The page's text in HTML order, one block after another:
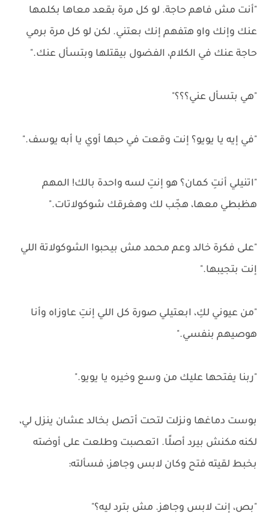
"أنت مش فاهم حاجة. لو كل مرة بقعد معاها بكلمها
عنك وإنك واو هتفهم إنك بعتني. لكن لو كل مرة برمي
حاجة عنك في الكلام، الفضول بيقتلها وبتسأل عنك."
"هي بتسأل عني؟؟؟"
"في إيه يا يويو؟ إنت وقعت في حبها أوي يا أبه يوسف."
"اتنيلي أنتِ كمان؟ هو إنتِ لسه واحدة بالك! المهم
هظبطي معها، هجّب لك وهغرقك شوكولاتات."
"على فكرة خالد وعم محمد مش بيحبوا الشوكولاتة اللي
إنت بتجيبها."
"من عيوني لكِ، ابعتيلي صورة كل اللي إنتِ عاوزاه وأنا
هوصيهم بنفسي."
"ربنا يفتحها عليك من وسع وخيره يا يويو."
بوست دماغها ونزلت لتحت أتصل بخالد عشان ينزل لي،
لكنه مكنش بيرد أصلًا. اتعصبت وطلعت على أوضته
بخبط لقيته فتح وكان لابس وجاهز، فسألته:
"بص، إنت لابس وجاهز. مش بترد ليه؟"